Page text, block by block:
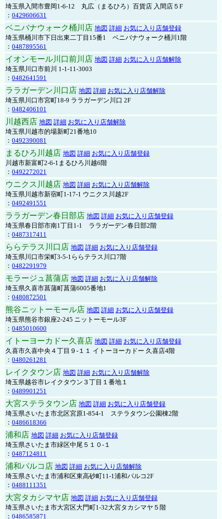
埼玉県入間市豊岡1-6-12 丸広（まるひろ）百貨店 入間店５F
： 0429606631
ベニバナウォーク桶川店 地図 詳細 お気に入り店舗登録
埼玉県桶川市下日出東二丁目15番1 ベニバナウォーク桶川1階
： 0487895561
イオンモール川口前川店 地図 詳細 お気に入り店舗解除
埼玉県川口市前川 1-1-11-3003
： 0482641591
ララガーデン川口店 地図 詳細 お気に入り店舗解除
埼玉県川口市宮町18-9 ララガーデン川口 2F
： 0482406101
川越西店 地図 詳細 お気に入り店舗解除
埼玉県川越市的場新町21番地10
： 0492390081
まるひろ川越店 地図 詳細 お気に入り店舗登録
川越市新富町2-6-1まるひろ川越6階
： 0492272021
ウニクス川越店 地図 詳細 お気に入り店舗解除
埼玉県川越市新宿町1-17-1 ウニクス川越2F
： 0492491551
ララガーデン春日部店 地図 詳細 お気に入り店舗登録
埼玉県春日部市南1丁目1-1 ララガーデン春日部2階
： 0487317411
ららテラス川口店 地図 詳細 お気に入り店舗登録
埼玉県川口市栄町3-5-1ららテラス川口7階
： 0482291979
モラージュ菖蒲店 地図 詳細 お気に入り店舗解除
埼玉県久喜市菖蒲町菖蒲6005番地1
： 0480872501
熊谷ニットーモール店 地図 詳細 お気に入り店舗登録
埼玉県熊谷市銀座2-245 ニットーモール3F
： 0485010600
イトーヨーカドー久喜店 地図 詳細 お気に入り店舗登録
久喜市久喜中央４丁目９-１１ イトーヨーカドー 久喜店4階
： 0480261281
レイクタウン店 地図 詳細 お気に入り店舗解除
埼玉県越谷市レイクタウン３丁目１番地１
： 0489901251
大宮ステラタウン店 地図 詳細 お気に入り店舗登録
埼玉県さいたま市北区宮原1-854-1 ステラタウン公園棟2階
： 0486618366
浦和店 地図 詳細 お気に入り店舗登録
埼玉県さいたま市緑区中尾５１０-１
： 0487124811
浦和パルコ店 地図 詳細 お気に入り店舗解除
埼玉県さいたま市浦和区東高砂町11-1浦和パルコ2F
： 0488111351
大宮タカシマヤ店 地図 詳細 お気に入り店舗登録
埼玉県さいたま市大宮区大門町1-32大宮タカシマヤ５階
： 0486585871